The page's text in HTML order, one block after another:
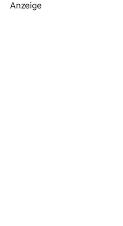
Anzeige